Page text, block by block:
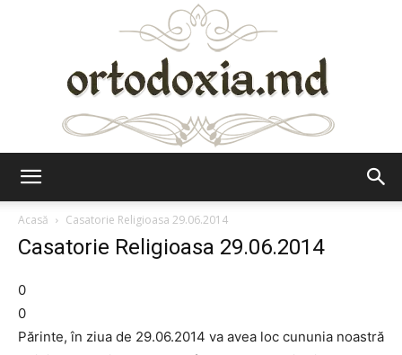
Acasă
Casatorie Religioasa 29.06.2014
Casatorie Religioasa 29.06.2014
0
0
Părinte, în ziua de 29.06.2014 va avea loc cununia noastră